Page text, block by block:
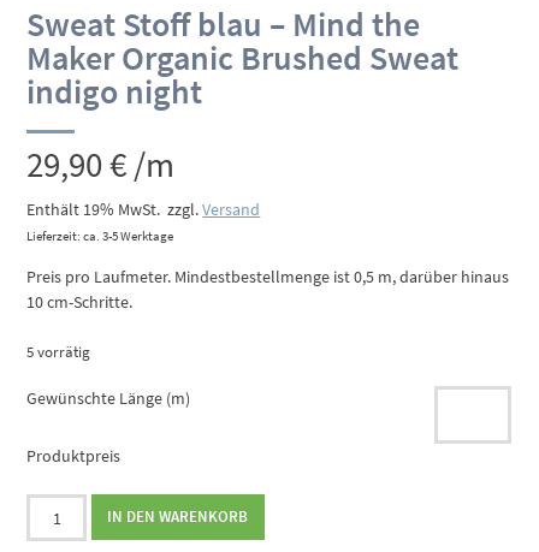
Sweat Stoff blau – Mind the
Maker Organic Brushed Sweat
indigo night
29,90€/m
Enthält 19% MwSt. zzgl.Versand
Lieferzeit: ca. 3-5 Werktage
Preis pro Laufmeter. Mindestbestellmenge ist 0,5 m, darüber hinaus
10 cm-Schritte.
5 vorrätig
Gewünschte Länge (m)
Produktpreis
Sweat
Stoff
IN DEN WARENKORB